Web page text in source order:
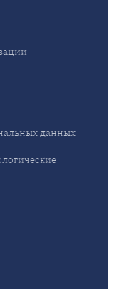
данных